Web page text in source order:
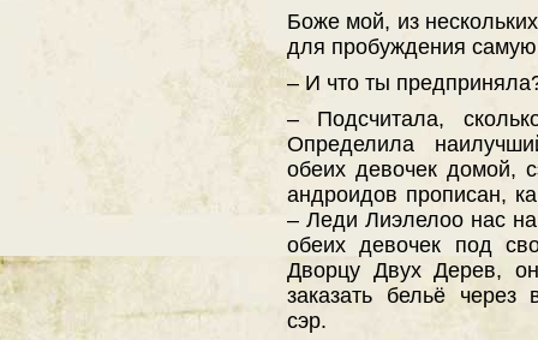
Боже мой, из
для пробуждения
– И что ты
– Подсчитала,
Определила
обеих девочек домой,
андроидов прописан,
– Леди Лиэлелоо нас
обеих девочек под
Дворцу Двух Дерев,
заказать бельё
сэр.